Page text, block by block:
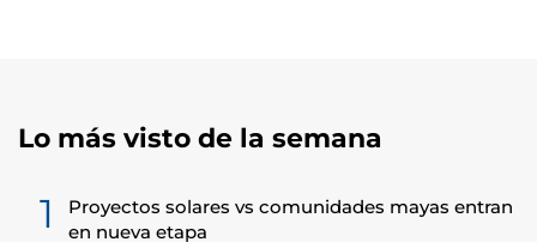
Lo más visto de la semana
1
Proyectos solares vs comunidades mayas entran
en nueva etapa